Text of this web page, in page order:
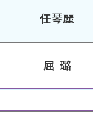
任琴麗
屈 璐